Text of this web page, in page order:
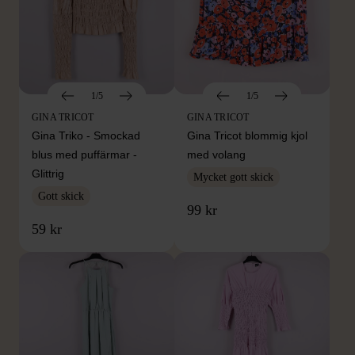
1/5
GINA TRICOT
Gina Triko - Smockad
blus med puffärmar -
Glittrig
Gott skick
59 kr
1/5
GINA TRICOT
Gina Tricot blommig kjol
med volang
Mycket gott skick
99 kr